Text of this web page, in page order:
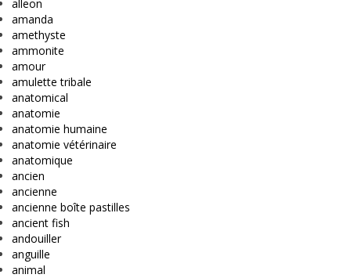
alleon
amanda
amethyste
ammonite
amour
amulette tribale
anatomical
anatomie
anatomie humaine
anatomie vétérinaire
anatomique
ancien
ancienne
ancienne boîte pastilles
ancient fish
andouiller
anguille
animal